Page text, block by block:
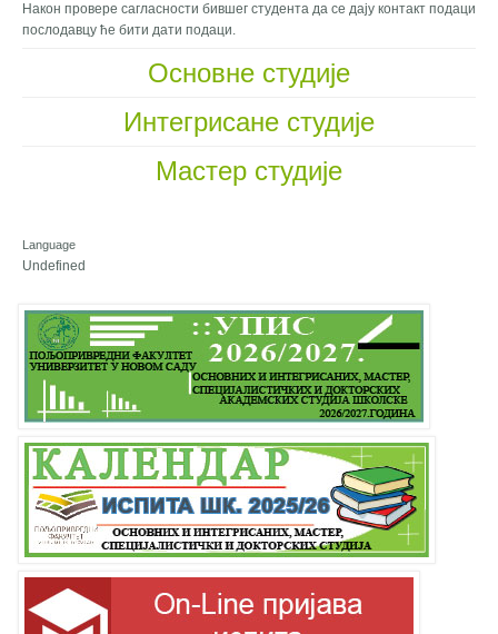
Након провере сагласности бившег студента да се дају контакт подаци
послодавцу ће бити дати подаци.
Основне студије
Интегрисане студије
Мастер студије
Language
Undefined